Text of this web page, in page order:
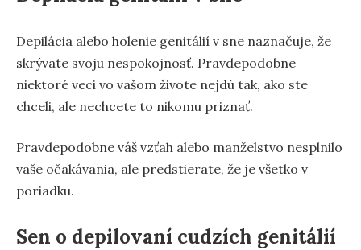
Depilácia alebo holenie genitálií v sne naznačuje, že
skrývate svoju nespokojnosť. Pravdepodobne
niektoré veci vo vašom živote nejdú tak, ako ste
chceli, ale nechcete to nikomu priznať.
Pravdepodobne váš vzťah alebo manželstvo nesplnilo
vaše očakávania, ale predstierate, že je všetko v
poriadku.
Sen o depilovaní cudzích genitálií